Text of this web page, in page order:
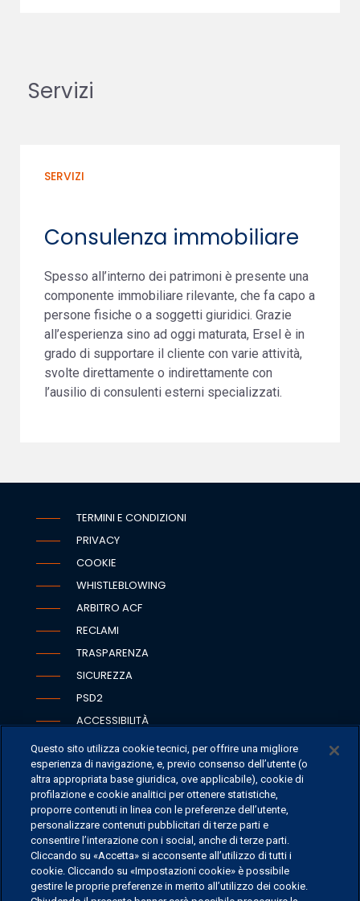
Servizi
SERVIZI
Consulenza immobiliare
Spesso all’interno dei patrimoni è presente una
componente immobiliare rilevante, che fa capo a
persone fisiche o a soggetti giuridici. Grazie
all’esperienza sino ad oggi maturata, Ersel è in
grado di supportare il cliente con varie attività,
svolte direttamente o indirettamente con
l’ausilio di consulenti esterni specializzati.
TERMINI E CONDIZIONI
PRIVACY
COOKIE
WHISTLEBLOWING
ARBITRO ACF
RECLAMI
TRASPARENZA
SICUREZZA
PSD2
ACCESSIBILITÀ
SEDI
CONTATTI
CONTATTI PER I MEDIA
FAQ
LAVORA CON NOI
Questo sito utilizza cookie tecnici, per offrire una migliore
esperienza di navigazione, e, previo consenso dell’utente (o
altra appropriata base giuridica, ove applicabile), cookie di
profilazione e cookie analitici per ottenere statistiche,
proporre contenuti in linea con le preferenze dell’utente,
personalizzare contenuti pubblicitari di terze parti e
consentire l’interazione con i social, anche di terze parti.
Cliccando su «Accetta» si acconsente all’utilizzo di tutti i
cookie. Cliccando su «Impostazioni cookie» è possibile
gestire le proprie preferenze in merito all’utilizzo dei cookie.